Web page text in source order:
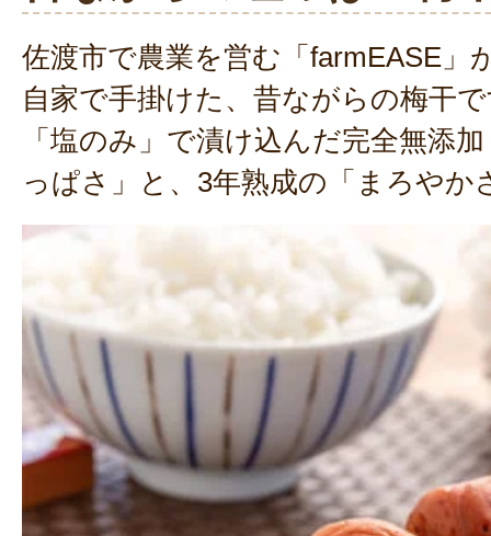
佐渡市で農業を営む「farmEASE」
自家で手掛けた、昔ながらの梅干
「塩のみ」で漬け込んだ完全無添
っぱさ」と、3年熟成の「まろやか